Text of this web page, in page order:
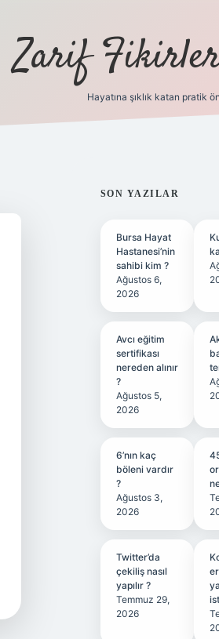
Zarif
Hayatına şıklık katan pratik
SON YAZILAR
Bursa Hayat
Hastanesi’nin
sahibi kim ?
Ağustos 6,
2026
Avcı eğitim
sertifikası
nereden alınır
?
Ağustos 5,
2026
6’nın kaç
böleni vardır
?
Ağustos 3,
2026
Twitter’da
çekiliş nasıl
yapılır ?
Temmuz 29,
2026